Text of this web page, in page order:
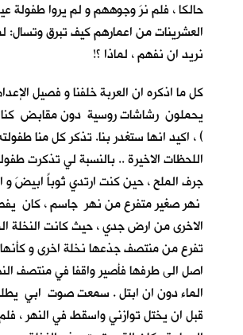
حالكا ، فلم نرَ وجوههم و لم يروا طفولة
العشرينات من اعمارهم كيف تبرق وتسال:
نريد ان نفهم ، لماذا ؟!
كل ما اذكره ان العربة خلفنا و فصيل
يحملون رشاشات روسية دون مقابض كنا
) ، اكيد انها ستغدر بنا. تذكر كل منا
اللحظات الاخيرة .. بالنسبة لي تذكرت
جرف الملح، حين كنت ارتدي ثوباً ابيضَ
نهر صغير متفرع من نهر جاسم ، كان
الاخرى من ارض جدي ، حيث كانت النخلة
تفرع من منتصف جذعها نخلة اخرى و
اصل الى طرفها فأصير واقفا في منتصف
الماء دون ان ابتل . سمعت صوت ابي
قبل ان يختل توازني واسقط في النهر ،